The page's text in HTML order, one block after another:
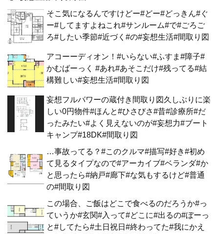
そこ気になるんですけどー#どー#どっきん#ぐ
ー#してますよねこれ#サンルーム#で#ごろご
ろ#したい季節#近づく#の#妄想生活#間取り図
アコーーディオン！#いらない#ふすま#障子#
かむばーっく #あれ#あそこだけ#残ってる#結
構難しい#妄想生活#間取り図
妄想フルパワーの蔵付き間取り図久しぶりに楽
しい0円物件#ほんと#ひさびさ#昔#診療所#だ
ったみたい#よく見えないのが#妄想力#ブート
キャンプ#18DK#間取り図
…事故ってる？#このクルマ#描写#好き#初め
て見るタイプなので#アーカイブ#ベランダ#か
と思ったら#納戸#廊下#な気もするけど#普通
の#間取り図
この場合、ご飯はどこで食べるのだろうか#っ
ていうか#玄関#入って#どこに#出るの#ぼーっ
と#してたら#土日祝日#終わってた#我にかえ